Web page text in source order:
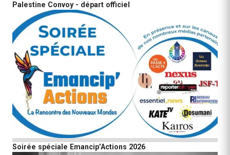
Palestine Convoy - départ officiel
Soirée spéciale Emancip’Actions 2026